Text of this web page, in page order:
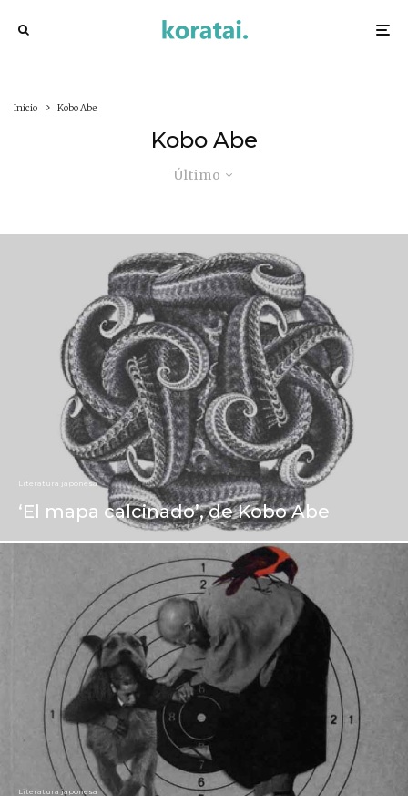
Inicio Kobo Abe
Kobo Abe
Último
Literatura japonesa
‘El mapa calcinado’, de Kobo Abe
Literatura japonesa